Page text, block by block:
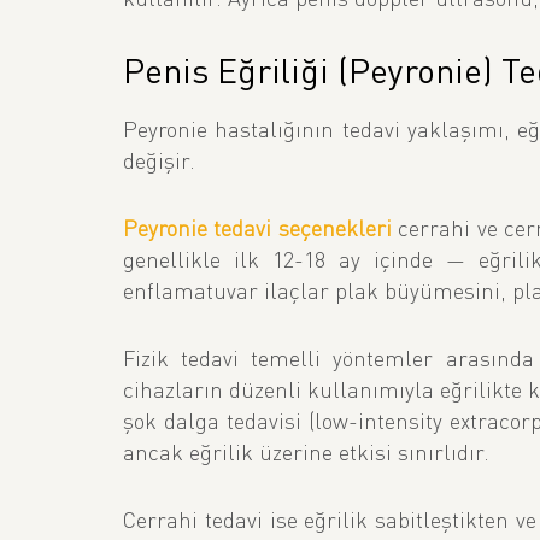
Penis Eğriliği (Peyronie)
Peyronie hastalığının tedavi
değişir.
Peyronie tedavi seçenekleri cerrahi ve
genellikle ilk 12-18 ay içinde — eğrilik
enflamatuvar ilaçlar plak büyümesini,
Fizik tedavi temelli yöntemler
cihazların düzenli kullanımıyla
şok dalga tedavisi (low-intensity
ancak eğrilik üzerine etkisi sınırlıdır.
Cerrahi tedavi ise eğrilik sabitleştikten